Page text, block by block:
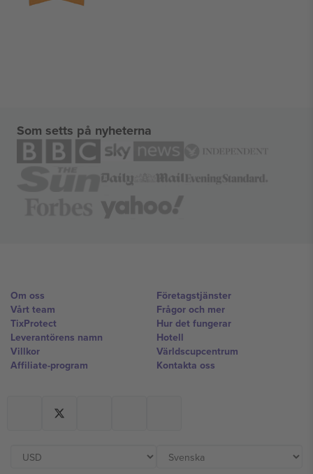
Som setts på nyheterna
Om oss
Vårt team
TixProtect
Leverantörens namn
Villkor
Affiliate-program
Företagstjänster
Frågor och mer
Hur det fungerar
Hotell
Världscupcentrum
Kontakta oss